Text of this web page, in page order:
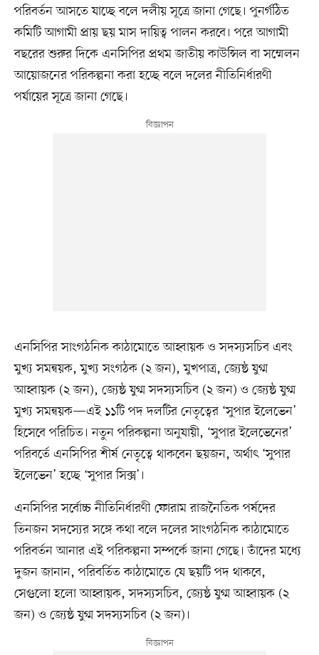
পরিবর্তন আসতে যাচ্ছে বলে দলীয় সূত্রে জানা গেছে। পুনর্গঠিত
কমিটি আগামী প্রায় ছয় মাস দায়িত্ব পালন করবে। পরে আগামী
বছরের শুরুর দিকে এনসিপির প্রথম জাতীয় কাউন্সিল বা সম্মেলন
আয়োজনের পরিকল্পনা করা হচ্ছে বলে দলের নীতিনির্ধারণী
পর্যায়ের সূত্রে জানা গেছে।
এনসিপির সাংগঠনিক কাঠামোতে আহ্বায়ক ও সদস্যসচিব এবং
মুখ্য সমন্বয়ক, মুখ্য সংগঠক (২ জন), মুখপাত্র, জ্যেষ্ঠ যুগ্ম
আহ্বায়ক (২ জন), জ্যেষ্ঠ যুগ্ম সদস্যসচিব (২ জন) ও জ্যেষ্ঠ যুগ্ম
মুখ্য সমন্বয়ক—এই ১১টি পদ দলটির নেতৃত্বের ‘সুপার ইলেভেন’
হিসেবে পরিচিত। নতুন পরিকল্পনা অনুযায়ী, ‘সুপার ইলেভেনের’
পরিবর্তে এনসিপির শীর্ষ নেতৃত্বে থাকবেন ছয়জন, অর্থাৎ ‘সুপার
ইলেভেন’ হচ্ছে ‘সুপার সিক্স’।
এনসিপির সর্বোচ্চ নীতিনির্ধারণী ফোরাম রাজনৈতিক পর্ষদের
তিনজন সদস্যের সঙ্গে কথা বলে দলের সাংগঠনিক কাঠামোতে
পরিবর্তন আনার এই পরিকল্পনা সম্পর্কে জানা গেছে। তাঁদের মধ্যে
দুজন জানান, পরিবর্তিত কাঠামোতে যে ছয়টি পদ থাকবে,
সেগুলো হলো আহ্বায়ক, সদস্যসচিব, জ্যেষ্ঠ যুগ্ম আহ্বায়ক (২
জন) ও জ্যেষ্ঠ যুগ্ম সদস্যসচিব (২ জন)।